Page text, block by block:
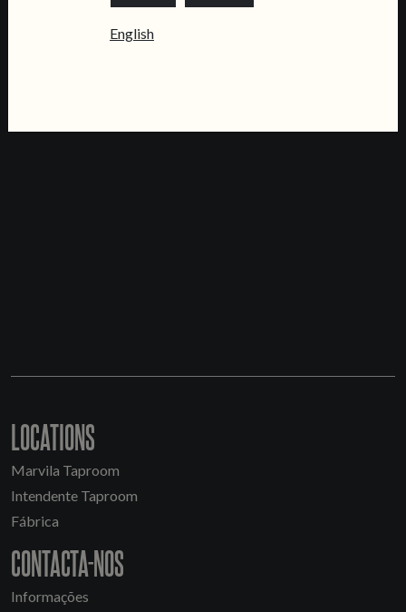
LOCATIONS
Marvila Taproom
Intendente Taproom
Fábrica
CONTACTA-NOS
Informações
English